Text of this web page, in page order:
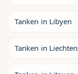
Tanken in Libyen
Tanken in